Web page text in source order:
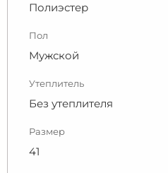
Полиэстер
Пол
Мужской
Утеплитель
Без утеплителя
Размер
41